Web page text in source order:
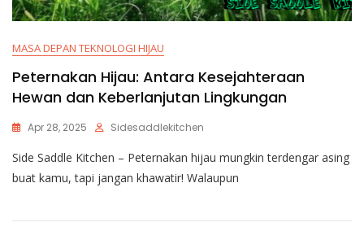
MASA DEPAN TEKNOLOGI HIJAU
Peternakan Hijau: Antara Kesejahteraan
Hewan dan Keberlanjutan Lingkungan
Apr 28, 2025 Sidesaddlekitchen
Side Saddle Kitchen – Peternakan hijau mungkin terdengar asing
buat kamu, tapi jangan khawatir! Walaupun